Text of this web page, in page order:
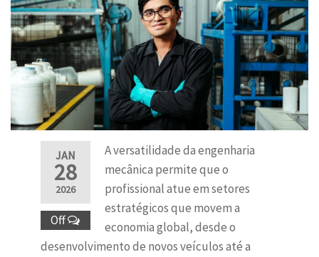
JAN
28
2026
Off
A versatilidade da engenharia
mecânica permite que o
profissional atue em setores
estratégicos que movem a
economia global, desde o
desenvolvimento de novos veículos até a